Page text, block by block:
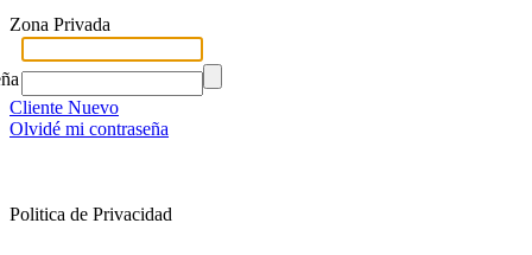
Zona Privada
Cliente Nuevo
Olvidé mi contraseña
Politica de Privacidad